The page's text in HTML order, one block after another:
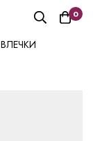
0
ВЛЕЧКИ